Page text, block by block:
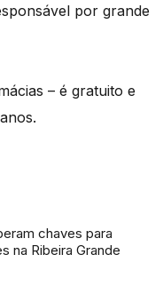
por grande
– é gratuito e
chaves para
na Ribeira Grande